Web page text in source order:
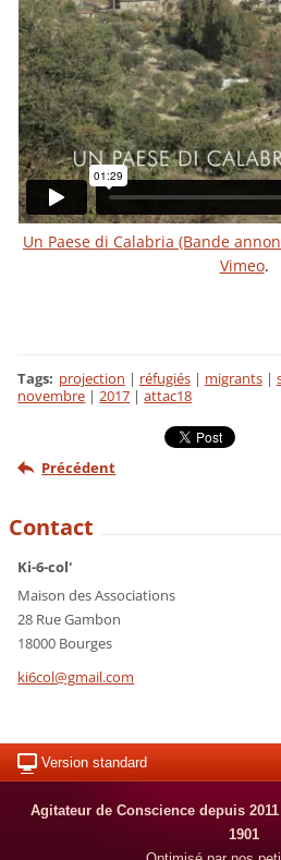
Un Paese di Calabria (Bande
Vimeo.
Tags: projection | réfugiés | migrants |
novembre | 2017 | attac18
Précédent
Contact
Ki-6-col'
Maison des Associations
28 Rue Gambon
18000 Bourges
ki6col@gmail.com
Version standard
Agitateur de Conscience depuis
1901